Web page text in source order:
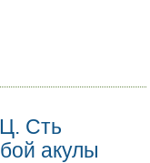
Сть
акулы